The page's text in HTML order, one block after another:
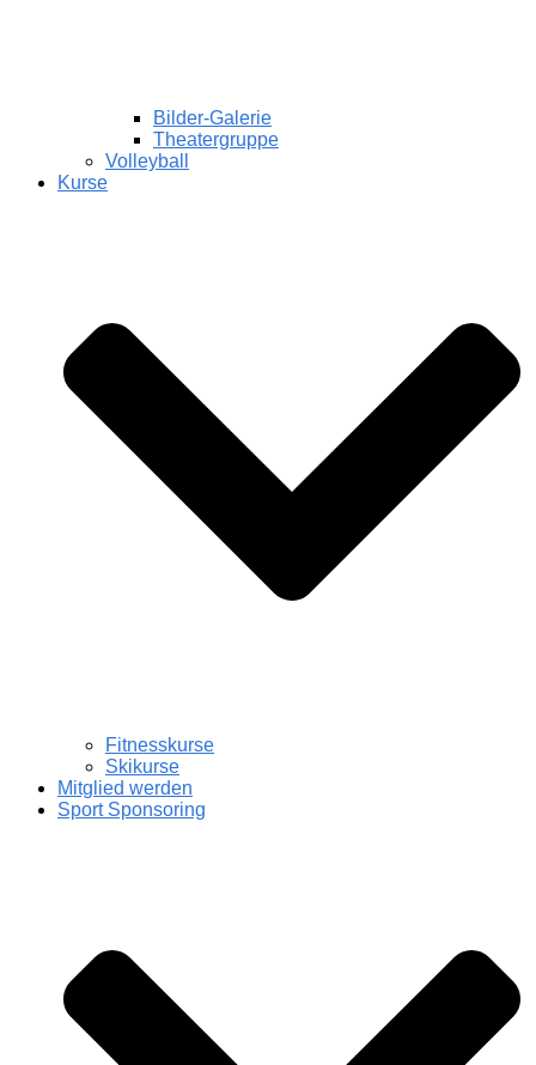
Bilder-Galerie
Theatergruppe
Volleyball
Kurse
Fitnesskurse
Skikurse
Mitglied werden
Sport Sponsoring